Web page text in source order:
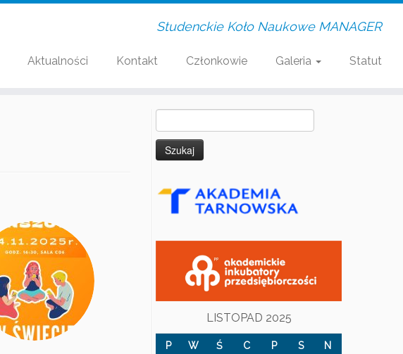
Studenckie Koło Naukowe MANAGER
Aktualności Kontakt Członkowie Galeria Statut
LISTOPAD 2025
P W Ś C P S N